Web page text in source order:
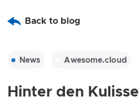
Back to blog
News Awesome.cloud
Hinter den